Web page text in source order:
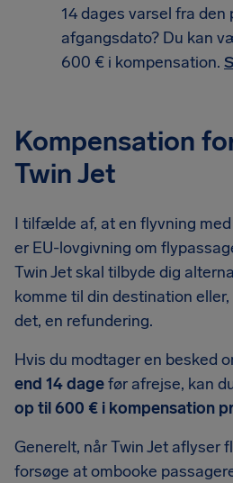
14 dages varsel fra den
afgangsdato? Du kan
600 € i kompensation.
Kompensation
Twin Jet
I tilfælde af, at en flyvning
er EU-lovgivning om
Twin Jet skal tilbyde dig
komme til din destination
det, en refundering.
Hvis du modtager en besked
end 14 dagefør afrejse, kan
op til 600 € i kompensation
Generelt, når Twin Jet aflyser
forsøge at ombooke